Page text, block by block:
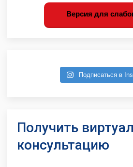
Версия для
Подписаться в
Получить
консультацию